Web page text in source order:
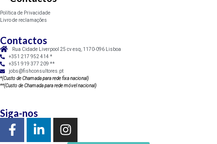
Política de Privacidade
Livro de reclamações
Contactos
Rua Cidade Liverpool 25 cv esq, 1170-096 Lisboa
+351 217 952 414 *
+351 919 377 209 **
jobs@fishconsultores.pt
*(Custo de Chamada para rede fixa nacional)
**(Custo de Chamada para rede móvel nacional)
Siga-nos